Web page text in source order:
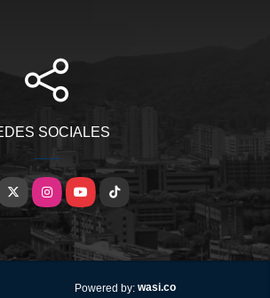
SOCIALES
InstagramYouTube
TikTok
Powered by: wasi.co